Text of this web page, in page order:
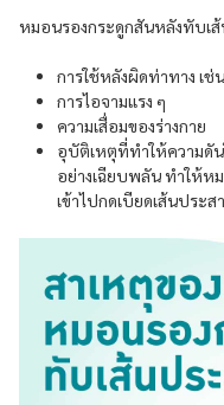
หมอนรองกระดูกสันหลังทับเส้
การใช้หลังผิดท่าทาง เช่
การไอจามแรง ๆ
ความเสื่อมของร่างกาย
อุบัติเหตุที่ทำให้ความดั
อย่างเฉียบพลัน ทำให้ห
เข้าไปกดเบียดเส้นประ